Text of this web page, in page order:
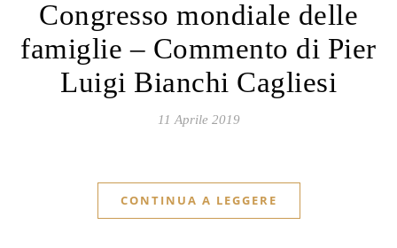
Congresso mondiale delle
famiglie – Commento di Pier
Luigi Bianchi Cagliesi
11 Aprile 2019
CONTINUA A LEGGERE